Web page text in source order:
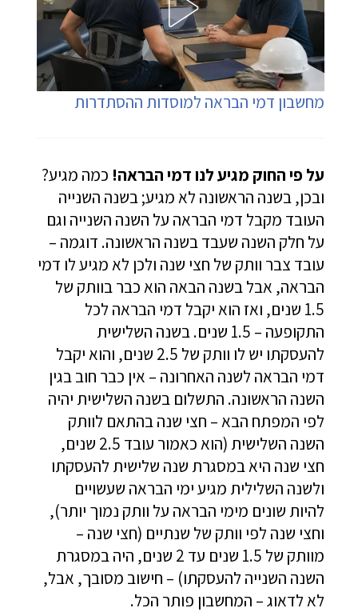
מחשבון דמי הבראה למוסדות ההסתדרות
על פי החוק מגיע לנו דמי הבראה! כמה מגיע?
ובכן, בשנה הראשונה לא מגיע; בשנה השנייה
העובד מקבל דמי הבראה על השנה השנייה וגם
על חלק השנה שעבד בשנה הראשונה. דוגמה –
עובד צבר וותק של חצי שנה ולכן לא מגיע לו דמי
הבראה, אבל בשנה הבאה הוא כבר בוותק של
1.5 שנים, ואז הוא יקבל דמי הבראה לכל
התקופעה – 1.5 שנים. בשנה השלישית
להעסקתו יש לו וותק של 2.5 שנים, והוא יקבל
דמי הבראה לשנה האחרונה – אין כבר חוב בגין
השנה הראשונה. התשלום בשנה השלישית יהיה
לפי המפתח הבא – חצי שנה בהתאם לוותק
השנה השלישית (הוא כאמור עובד 2.5 שנים,
חצי שנה היא במסגרת שנה שלישית להעסקתו
ולשנה השלילית מגיע ימי הבראה שעשויים
להיות שונים מימי הבראה על וותק נמוך יותר),
וחצי שנה לפי וותק של שנתיים (חצי שנה –
מוותק של 1.5 שנים עד 2 שנים, היה במסגרת
השנה השנייה להעסקתו) – חישוב מסובך, אבל,
לא לדאוג – המחשבון פותר הכל.